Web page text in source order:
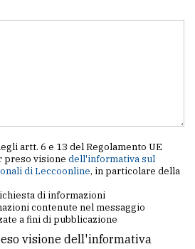
artt. 6 e 13 del Regolamento UE
preso visione dell'informativa sul
di Leccoonline, in particolare della
di informazioni
contenute nel messaggio
a fini di pubblicazione
visione dell'informativa